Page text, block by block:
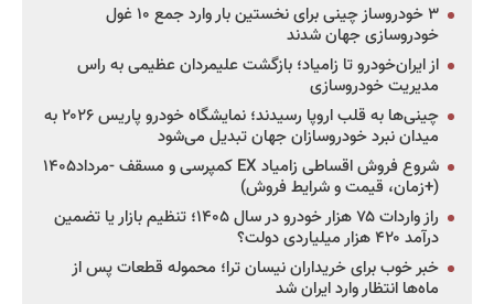
۳ خودروساز چینی برای نخستین بار وارد جمع ۱۰ غول
خودروسازی جهان شدند
از ایران‌خودرو تا زامیاد؛ بازگشت علیمردان عظیمی به راس
مدیریت خودروسازی
چینی‌ها به قلب اروپا رسیدند؛ نمایشگاه خودرو پاریس ۲۰۲۶ به
میدان نبرد خودروسازان جهان تبدیل می‌شود
شروع فروش اقساطی زامیاد EX کمپرسی و مسقف -مرداد۱۴۰۵
(+زمان، قیمت و شرایط فروش)
راز واردات ۷۵ هزار خودرو در سال ۱۴۰۵؛ تنظیم بازار یا تضمین
درآمد ۴۲۰ هزار میلیاردی دولت؟
خبر خوب برای خریداران نیسان ترا؛ محموله قطعات پس از
ماه‌ها انتظار وارد ایران شد